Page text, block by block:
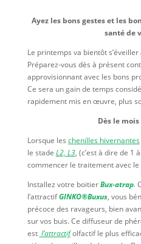
Ayez les bons gestes et les
santé de
Le printemps va bientôt
Préparez-vous dès à présent
approvisionnant avec les bons
Ce sera un gain de temps
rapidement mis en œuvre, plus
Dès le
Lorsque les chenilles hivernantes
le stade L2, L3, (c’est à dire de 1
commencer le traitement avec le
Installez votre boitierBux-atrap.
l’attractifGINKO®Buxus, vous
précoce des ravageurs, bien
sur vos buis. Ce diffuseur de
est l’attractifolfactif le plus